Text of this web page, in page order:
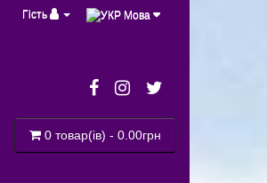
Мова
Гість
0 товар(ів) - 0.00грн